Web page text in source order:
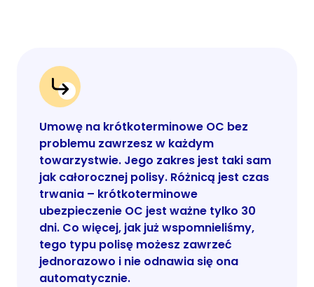
Umowę na krótkoterminowe OC bez
problemu zawrzesz w każdym
towarzystwie. Jego zakres jest taki sam
jak całorocznej polisy. Różnicą jest czas
trwania – krótkoterminowe
ubezpieczenie OC jest ważne tylko 30
dni. Co więcej, jak już wspomnieliśmy,
tego typu polisę możesz zawrzeć
jednorazowo i nie odnawia się ona
automatycznie.